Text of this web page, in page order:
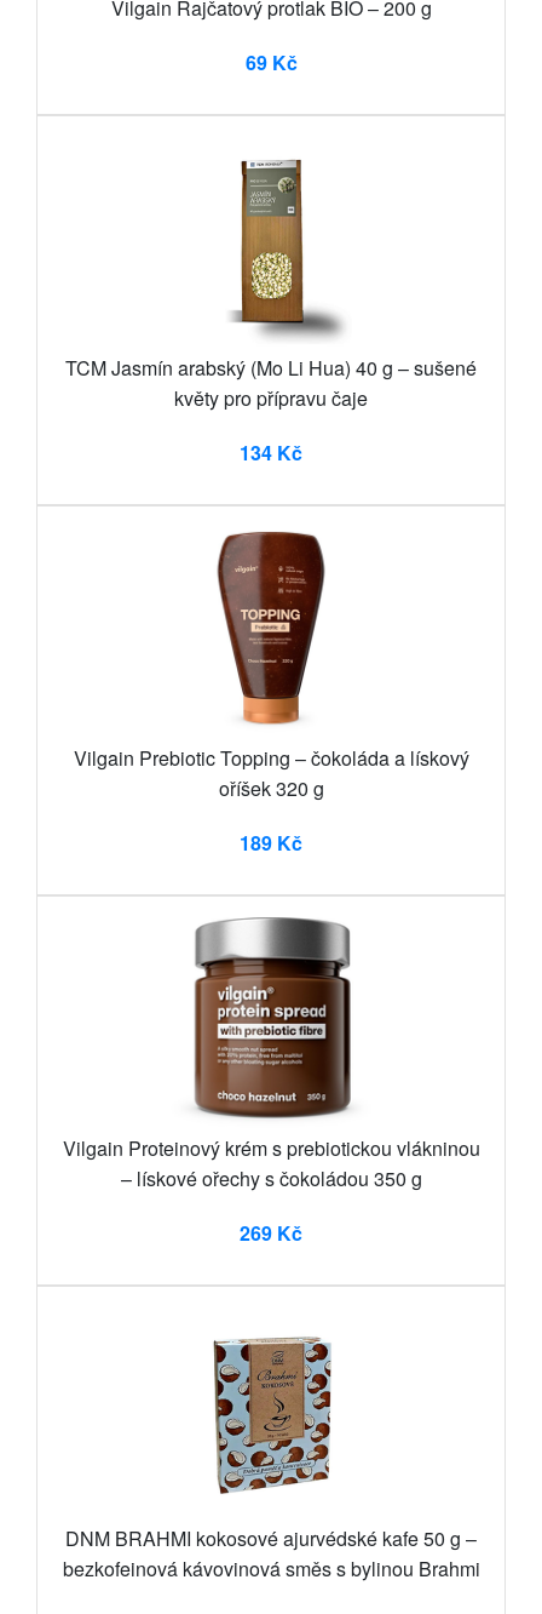
Vilgain Rajčatový protlak BIO – 200 g
69 Kč
TCM Jasmín arabský (Mo Li Hua) 40 g – sušené
květy pro přípravu čaje
134 Kč
Vilgain Prebiotic Topping – čokoláda a lískový
oříšek 320 g
189 Kč
Vilgain Proteinový krém s prebiotickou vlákninou
– lískové ořechy s čokoládou 350 g
269 Kč
DNM BRAHMI kokosové ajurvédské kafe 50 g –
bezkofeinová kávovinová směs s bylinou Brahmi